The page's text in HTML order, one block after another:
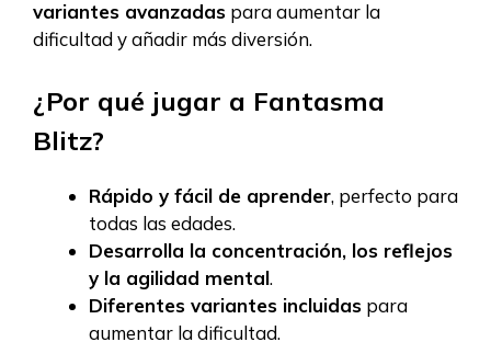
variantes avanzadas para aumentar la
dificultad y añadir más diversión.
¿Por qué jugar a Fantasma
Blitz?
Rápido y fácil de aprender, perfecto para
todas las edades.
Desarrolla la concentración, los reflejos
y la agilidad mental.
Diferentes variantes incluidas para
aumentar la dificultad.